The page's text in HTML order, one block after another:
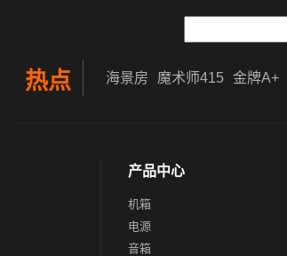
热点 海景房 魔术师415 金牌A+
产品中心
机箱
电源
音箱